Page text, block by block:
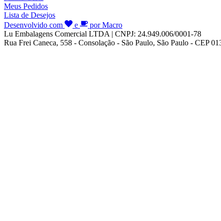
Meus Pedidos
Lista de Desejos
Desenvolvido com
e
por Macro
Lu Embalagens Comercial LTDA | CNPJ: 24.949.006/0001-78
Rua Frei Caneca, 558 - Consolação - São Paulo, São Paulo - CEP